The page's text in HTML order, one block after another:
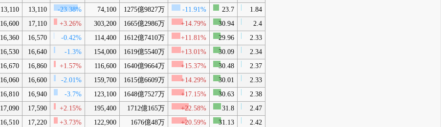
13,110 13,110 -23.38% 74,100 1275億9827万 -11.91% 23.7
1.84
16,600 17,110 +3.26% 303,200 1665億2986万 +14.79% 30.94
2.4
16,360 16,570 -0.42% 114,400 1612億7410万 +11.81% 29.96
2.33
16,530 16,640 -1.3% 154,000 1619億5540万 +13.01% 30.09
2.34
16,670 16,860 +1.57% 116,600 1640億9664万 +15.37% 30.48
2.37
16,060 16,600 -2.01% 159,700 1615億6609万 +14.29% 30.01
2.33
16,810 16,940 -3.7% 123,100 1648億7527万 +17.15% 30.63
2.38
17,090 17,590 +2.15% 195,400 1712億165万 +22.58% 31.8
2.47
16,510 17,220 +3.73% 122,900 1676億48万 +20.59% 31.13 2.42